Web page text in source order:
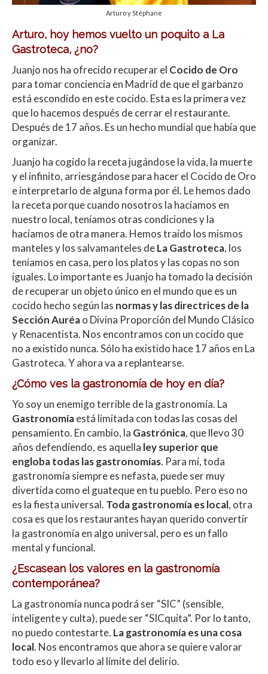
Arturo y Stéphane
Arturo, hoy hemos vuelto un poquito a La
Gastroteca, ¿no?
Juanjo nos ha ofrecido recuperar el Cocido de Oro
para tomar conciencia en Madrid de que el garbanzo
está escondido en este cocido. Esta es la primera vez
que lo hacemos después de cerrar el restaurante.
Después de 17 años. Es un hecho mundial que había que
organizar.
Juanjo ha cogido la receta jugándose la vida, la muerte
y el infinito, arriesgándose para hacer el Cocido de Oro
e interpretarlo de alguna forma por él. Le hemos dado
la receta porque cuando nosotros la hacíamos en
nuestro local, teníamos otras condiciones y la
hacíamos de otra manera. Hemos traído los mismos
manteles y los salvamanteles deLa Gastroteca, los
teníamos en casa, pero los platos y las copas no son
iguales. Lo importante es Juanjo ha tomado la decisión
de recuperar un objeto único en el mundo que es un
cocido hecho según las normas y las directrices de la
Sección Auréao Divina Proporción del Mundo Clásico
y Renacentista. Nos encontramos con un cocido que
no a existido nunca. Sólo ha existido hace 17 años en La
Gastroteca. Y ahora va a replantearse.
¿Cómo ves la gastronomía de hoy en día?
Yo soy un enemigo terrible de la gastronomía. La
Gastronomíaestá limitada con todas las cosas del
pensamiento. En cambio, la Gastrónica, que llevo 30
años defendiendo, es aquella ley superior que
engloba todas las gastronomías. Para mí, toda
gastronomía siempre es nefasta, puede ser muy
divertida como el guateque en tu pueblo. Pero eso no
es la fiesta universal. Toda gastronomía es local, otra
cosa es que los restaurantes hayan querido convertir
la gastronomía en algo universal, pero es un fallo
mental y funcional.
¿Escasean los valores en la gastronomía
contemporánea?
La gastronomía nunca podrá ser “SIC” (sensible,
inteligente y culta), puede ser “SICquita”. Por lo tanto,
no puedo contestarte. La gastronomía es una cosa
local. Nos encontramos que ahora se quiere valorar
todo eso y llevarlo al límite del delirio.